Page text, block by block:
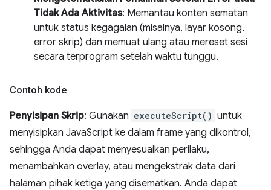
Tidak Ada Aktivitas: Memantau konten sematan
untuk status kegagalan (misalnya, layar kosong,
error skrip) dan memuat ulang atau mereset sesi
secara terprogram setelah waktu tunggu.
Contoh kode
Penyisipan Skrip: Gunakan executeScript() untuk
menyisipkan JavaScript ke dalam frame yang dikontrol,
sehingga Anda dapat menyesuaikan perilaku,
menambahkan overlay, atau mengekstrak data dari
halaman pihak ketiga yang disematkan. Anda dapat